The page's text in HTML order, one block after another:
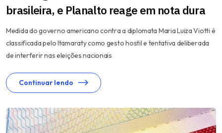
brasileira, e Planalto reage em nota dura
Medida do governo americano contra a diplomata Maria Luiza Viotti é
classificada pelo Itamaraty como gesto hostil e tentativa deliberada
de interferir nas eleições nacionais
Continuar lendo